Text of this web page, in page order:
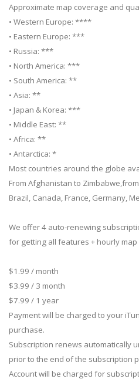
Approximate map coverage and
• Western Europe: ****
• Eastern Europe: ***
• Russia: ***
• North America: ***
• South America: **
• Asia: **
• Japan & Korea: ***
• Middle East: **
• Africa: **
• Antarctica: *
Most countries around the globe
From Afghanistan to
Brazil, Canada, France, Germany,
We offer 4 auto-renewing
for getting all features + hourly
$1.99 / month
$3.99 / 3 month
$7.99 / 1 year
Payment will be charged to your
purchase.
Subscription renews automatically
prior to the end of the subscription
Account will be charged for